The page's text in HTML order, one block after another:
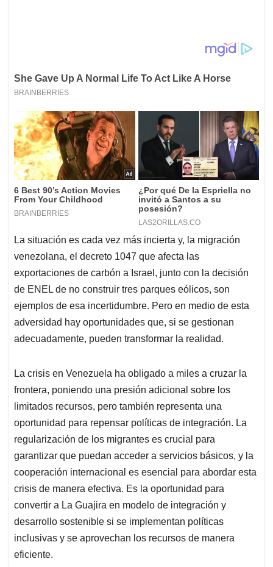
La situación es cada vez más incierta y, la migración
venezolana, el decreto 1047 que afecta las
exportaciones de carbón a Israel, junto con la decisión
de ENEL de no construir tres parques eólicos, son
ejemplos de esa incertidumbre. Pero en medio de esta
adversidad hay oportunidades que, si se gestionan
adecuadamente, pueden transformar la realidad.
La crisis en Venezuela ha obligado a miles a cruzar la
frontera, poniendo una presión adicional sobre los
limitados recursos, pero también representa una
oportunidad para repensar políticas de integración. La
regularización de los migrantes es crucial para
garantizar que puedan acceder a servicios básicos, y la
cooperación internacional es esencial para abordar esta
crisis de manera efectiva. Es la oportunidad para
convertir a La Guajira en modelo de integración y
desarrollo sostenible si se implementan políticas
inclusivas y se aprovechan los recursos de manera
eficiente.